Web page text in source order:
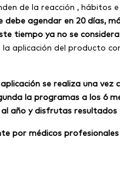
de la reacción , hábitos
agendar en 20 días,
tiempo ya no se
aplicación del producto
se realiza una vez
la programas a los 6
año y disfrutas
por médicos